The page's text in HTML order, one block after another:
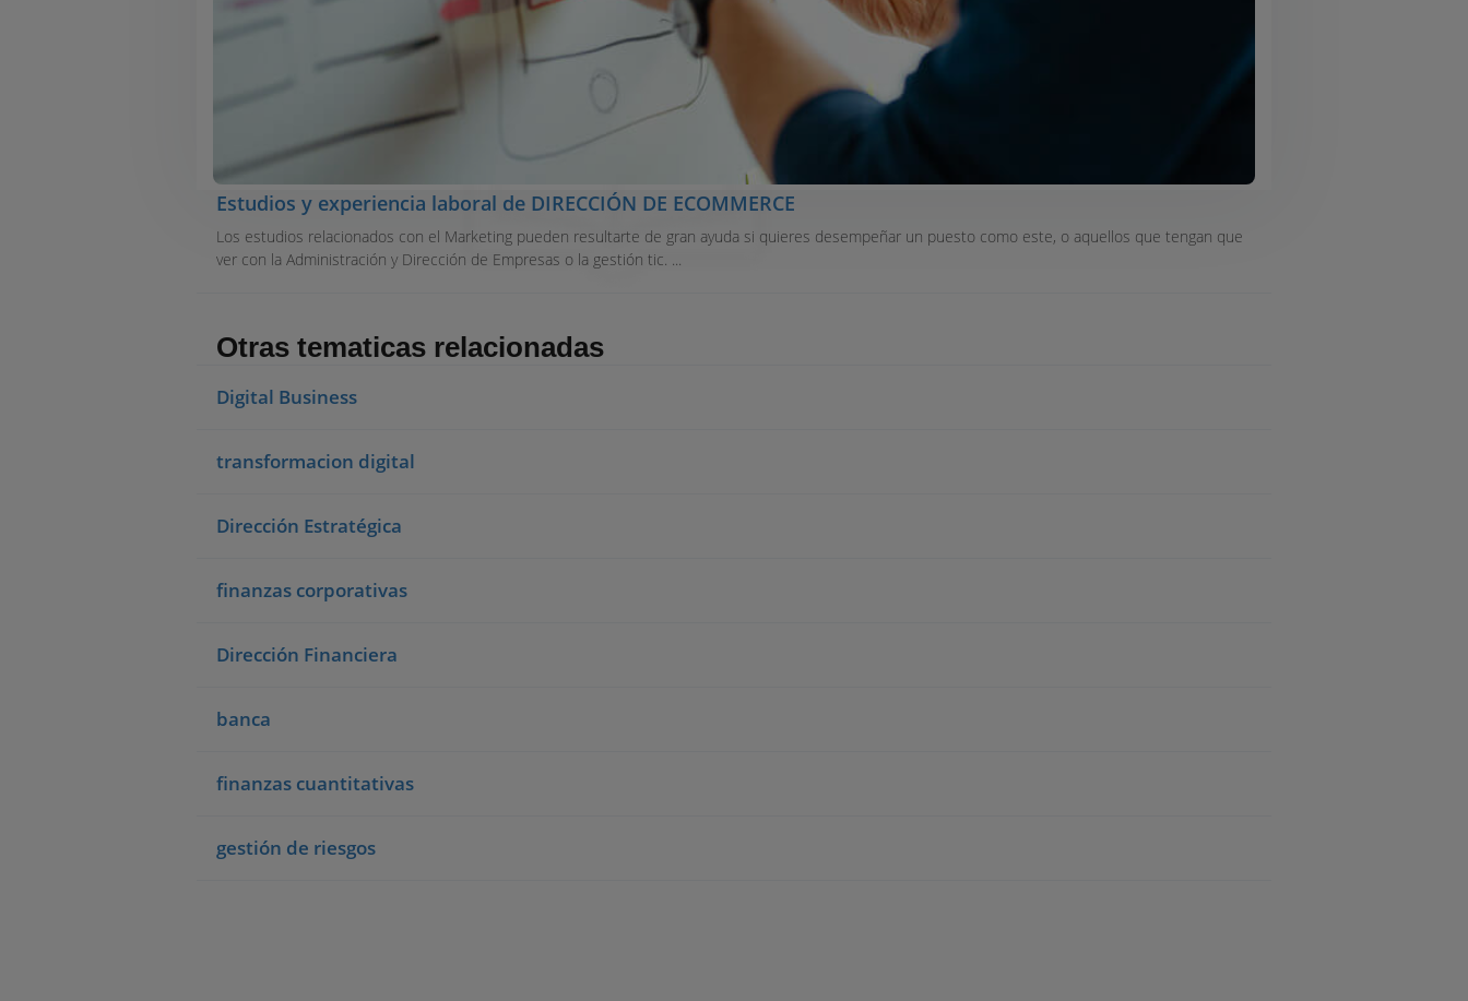
Estudios y experiencia laboral de DIRECCIÓN DE ECOMMERCE
Los estudios relacionados con el Marketing pueden resultarte de gran ayuda si quieres desempeñar un puesto como este, o aquellos que tengan que
ver con la Administración y Dirección de Empresas o la gestión tic. ...
Otras tematicas relacionadas
Digital Business
transformacion digital
Dirección Estratégica
finanzas corporativas
Dirección Financiera
banca
finanzas cuantitativas
gestión de riesgos